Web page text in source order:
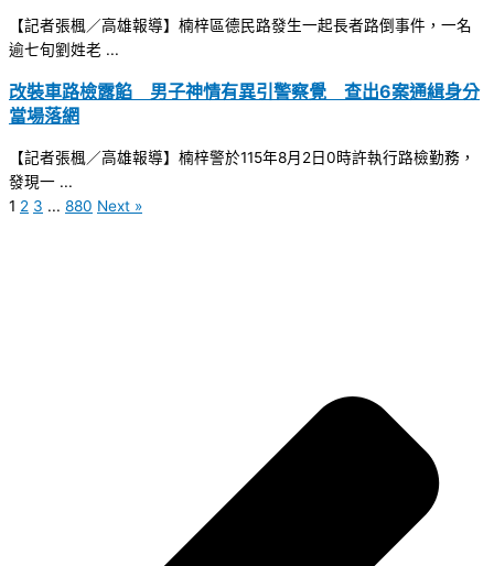
【記者張楓／高雄報導】楠梓區德民路發生一起長者路倒事件，一名
逾七旬劉姓老 ...
改裝車路檢露餡 男子神情有異引警察覺 查出6案通緝身分
當場落網
【記者張楓／高雄報導】楠梓警於115年8月2日0時許執行路檢勤務，
發現一 ...
1 2 3 ... 880 Next »